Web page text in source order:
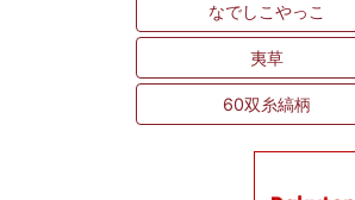
なでしこやっこ
夷草
60双糸縞柄